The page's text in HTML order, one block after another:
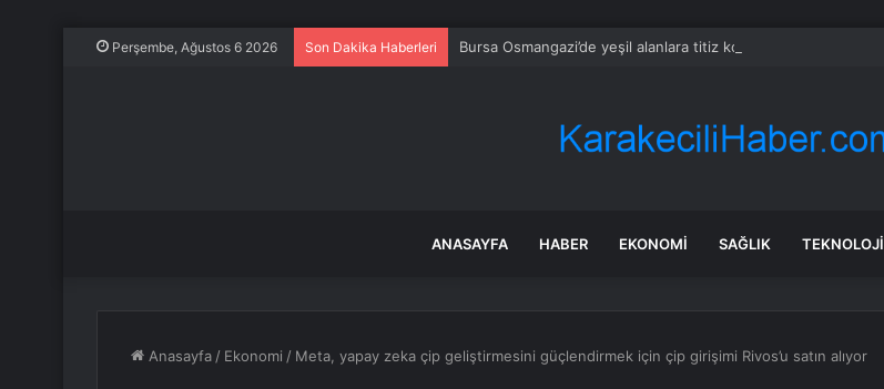
Perşembe, Ağustos 6 2026 Son Dakika Haberleri Bursa Osmangazi’de yeşil alanlara titiz koruma
ANASAYFA HABER EKONOMI SAĞLIK TEKNOLOJI
Anasayfa / Ekonomi / Meta, yapay zeka çip geliştirmesini güçlendirmek için çip girişimi Rivos’u satın alıyor